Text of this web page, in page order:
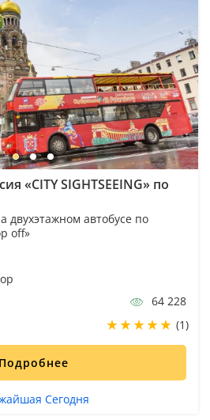
«CITY SIGHTSEEING» по
двухэтажном автобусе по
off»
64 228
(1)
Подробнее
Сегодня